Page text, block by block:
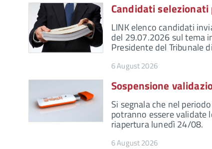
Candidati
LINK elenco candidati
del 29.07.2026 sul tema
Presidente del Tribunale
6 August 2026
Sospensione
Si segnala che nel
potranno essere validate
riapertura lunedì 24/08.
6 August 2026